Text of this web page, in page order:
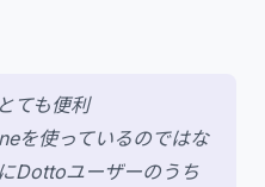
ても便利
を使っているのではな
Dottoユーザーのうち